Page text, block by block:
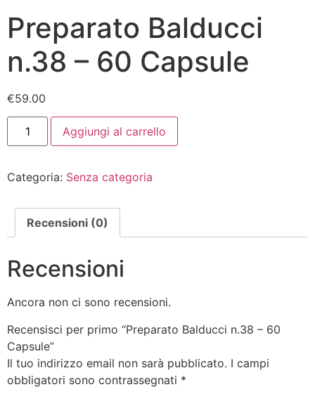
Preparato Balducci
n.38 – 60 Capsule
€59.00
Aggiungi al carrello
Categoria: Senza categoria
Recensioni (0)
Recensioni
Ancora non ci sono recensioni.
Recensisci per primo “Preparato Balducci n.38 – 60
Capsule”
Il tuo indirizzo email non sarà pubblicato. I campi
obbligatori sono contrassegnati *